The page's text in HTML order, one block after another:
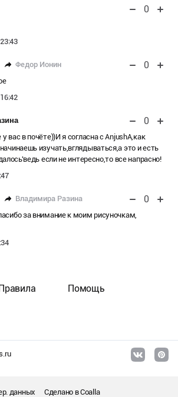
0
Федор Ионин 0
0
вас в почёте))И я согласна с AnjushA,как
изучать,вглядываться,а это и есть
если не интересно,то все напрасно!
Владимира Разина 0
за внимание к моим рисуночкам,
Помощь
данных Сделано вCoalla